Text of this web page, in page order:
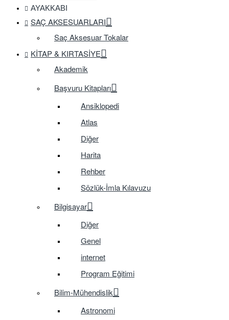
AYAKKABI
SAÇ AKSESUARLARI
Saç Aksesuar Tokalar
KITAP & KIRTASIYE
Akademik
Başvuru Kitapları
Ansiklopedi
Atlas
Diğer
Harita
Rehber
Sözlük-İmla Kılavuzu
Bilgisayar
Diğer
Genel
internet
Program Eğitimi
Bilim-Mühendislik
Astronomi